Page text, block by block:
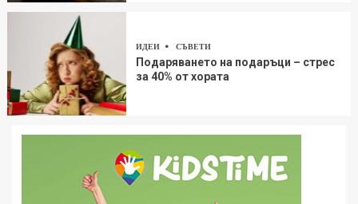
ИДЕИ СЪВЕТИ
Подаряването на подаръци – стрес
за 40% от хората